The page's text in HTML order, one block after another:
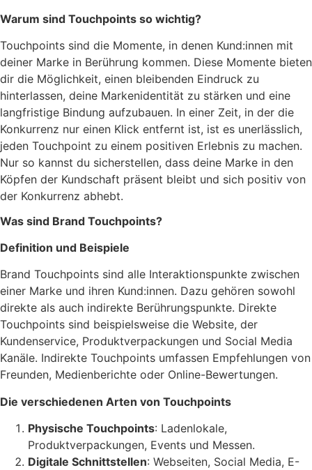
Warum sind Touchpoints so wichtig?
Touchpoints sind die Momente, in denen Kund:innen mit
deiner Marke in Berührung kommen. Diese Momente bieten
dir die Möglichkeit, einen bleibenden Eindruck zu
hinterlassen, deine Markenidentität zu stärken und eine
langfristige Bindung aufzubauen. In einer Zeit, in der die
Konkurrenz nur einen Klick entfernt ist, ist es unerlässlich,
jeden Touchpoint zu einem positiven Erlebnis zu machen.
Nur so kannst du sicherstellen, dass deine Marke in den
Köpfen der Kundschaft präsent bleibt und sich positiv von
der Konkurrenz abhebt.
Was sind Brand Touchpoints?
Definition und Beispiele
Brand Touchpoints sind alle Interaktionspunkte zwischen
einer Marke und ihren Kund:innen. Dazu gehören sowohl
direkte als auch indirekte Berührungspunkte. Direkte
Touchpoints sind beispielsweise die Website, der
Kundenservice, Produktverpackungen und Social Media
Kanäle. Indirekte Touchpoints umfassen Empfehlungen von
Freunden, Medienberichte oder Online-Bewertungen.
Die verschiedenen Arten von Touchpoints
Physische Touchpoints: Ladenlokale,
Produktverpackungen, Events und Messen.
Digitale Schnittstellen: Webseiten, Social Media, E-